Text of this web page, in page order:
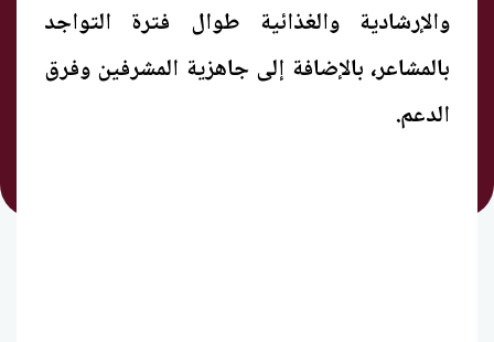
والإرشادية والغذائية طوال فترة التواجد
بالمشاعر، بالإضافة إلى جاهزية المشرفين وفرق
الدعم.